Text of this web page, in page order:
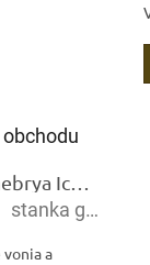
Inebrya Ice Cream Keratin Restructuring Mask – reštrukturalizačná maska s keratínom 1000 ml
produktu
stanka gramblickova
a